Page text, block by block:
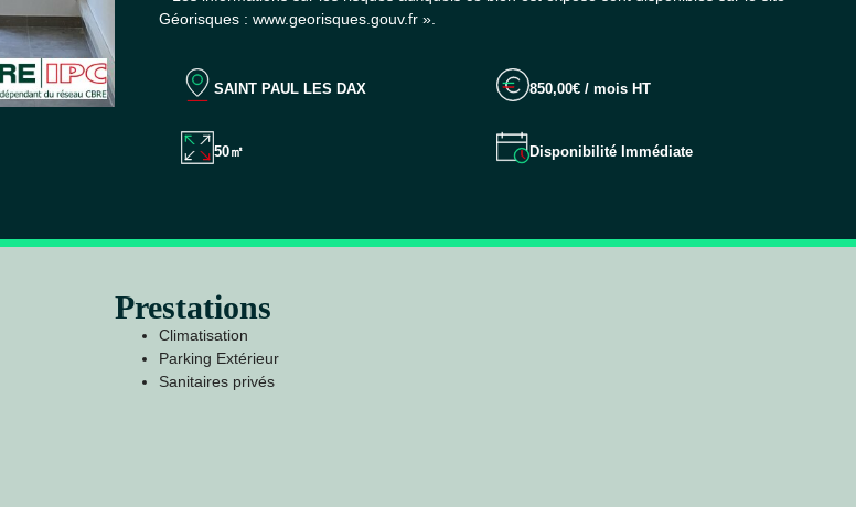
Géorisques : www.georisques.gouv.fr ».
SAINT PAUL LES DAX 850,00€ / mois HT
50㎡ Disponibilité Immédiate
Prestations
Climatisation
Parking Extérieur
Sanitaires privés